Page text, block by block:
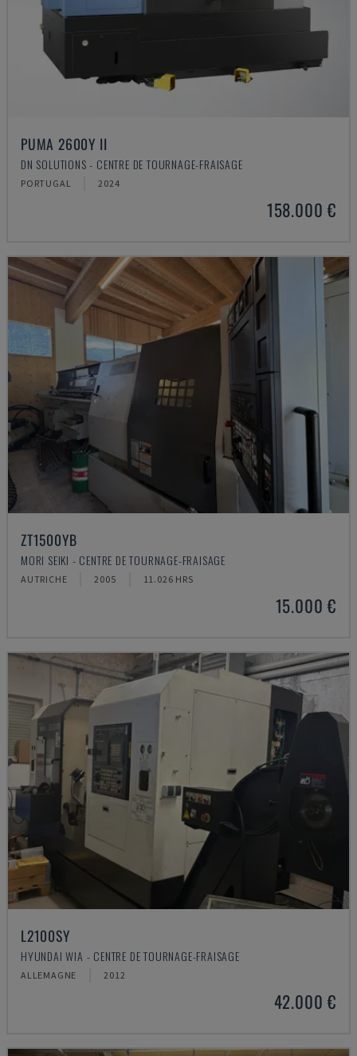
PUMA 2600Y II
DN SOLUTIONS - CENTRE DE TOURNAGE-FRAISAGE
PORTUGAL 2024
158.000 €
ZT1500YB
MORI SEIKI - CENTRE DE TOURNAGE-FRAISAGE
AUTRICHE 2005 11.026 HRS
15.000 €
L2100SY
HYUNDAI WIA - CENTRE DE TOURNAGE-FRAISAGE
ALLEMAGNE 2012
42.000 €